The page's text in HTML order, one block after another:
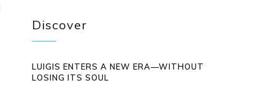
Discover
LUIGIS ENTERS A NEW ERA—WITHOUT
LOSING ITS SOUL